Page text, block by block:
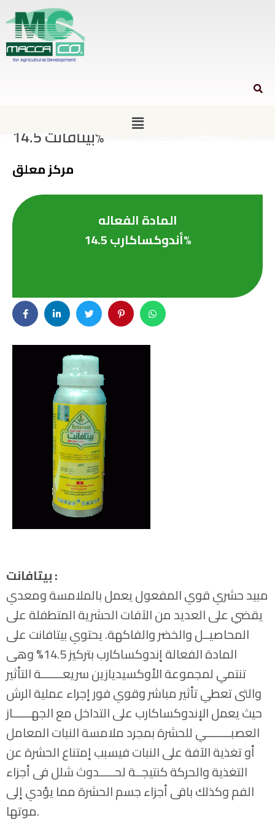
بيتافانت 14.5%
المادة الفعاله
أندوكساكارب 14.5%
بيتافانت :
مبيد حشري قوي المفعول يعمل بالملامسة ومعدي
يقضي على العديد من الآفات الحشرية المتطفلة على
المحاصيــل والخضر والفاكهة. يحتوي بيتافانت على
المادة الفعالة إندوكساكارب بتركيز 14.5% وهى
تنتمي لمجموعة الأوكسيديازين سريعـــــــة التأثير
والتى تعطي تأثير مباشر وقوي فور إجراء عملية الرش
حيث يعمل الإندوكساكارب على التداخل مع الجهــــــاز
العصبــــــــي للحشرة بمجرد ملامسة النبات المعامل
أو تغذية الآفة على النبات فيسبب إمتناع الحشرة عن
التغذية والحركة كنتيجــة لحـــــدوث شلل فى أجزاء
الفم وكذلك باقى أجزاء جسم الحشرة مما يؤدي إلى
موتها.